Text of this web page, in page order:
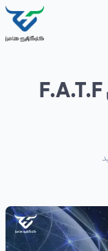
رفع محدودیت‌های مالی F.A.T.F